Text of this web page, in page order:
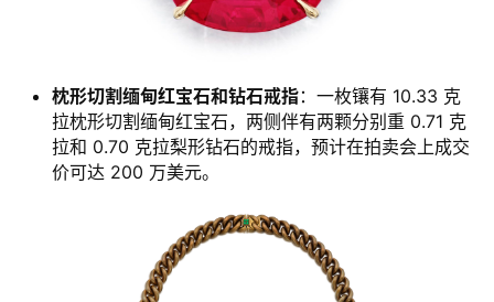
枕形切割缅甸红宝石和钻石戒指：一枚镶有 10.33 克
拉枕形切割缅甸红宝石，两侧伴有两颗分别重 0.71 克
拉和 0.70 克拉梨形钻石的戒指，预计在拍卖会上成交
价可达 200 万美元。